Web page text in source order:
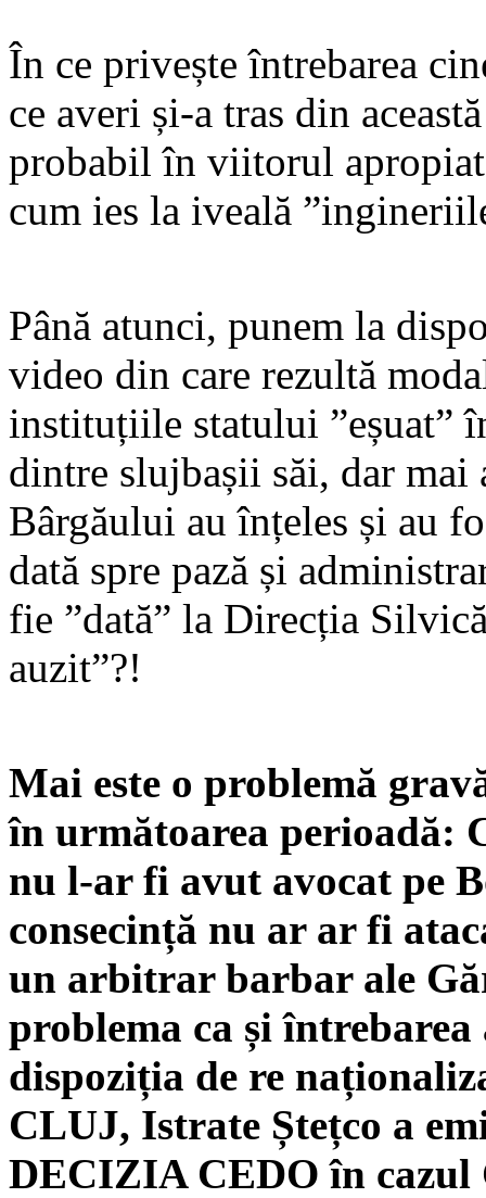
În ce privește întrebarea
ce averi și-a tras din
probabil în viitorul
cum ies la iveală
Până atunci, punem la
video din care rezultă
instituțiile statului ”eșuat”
dintre slujbașii săi, dar mai
Bârgăului au înțeles și au
dată spre pază și
fie ”dată” la Direcția
auzit”?!
Mai este o problemă
în următoarea perioadă:
nu l-ar fi avut avocat pe
consecință nu ar ar fi
un arbitrar barbar ale
problema ca și
dispoziția de re
CLUJ, Istrate Ștețco a
DECIZIA CEDO în cazul